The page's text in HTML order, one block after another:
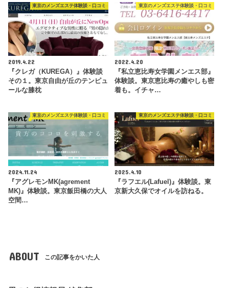
東京のメンズエステ体験談・口コミ
2019.4.22
『クレガ（KUREGA）』体験談
その１。東京自由が丘のテンピュ
ールな膝枕
東京のメンズエステ体験談・口コミ
2022.4.20
『私立恵比寿女学園メンエス部』
体験談。東京恵比寿の癒やしも密
着も。イチャ…
東京のメンズエステ体験談・口コミ
2024.11.24
『アグレモンMK(agrement
MK)』体験談。東京飯田橋の大人
空間…
東京のメンズエステ体験談・口コミ
2025.4.10
『ラフエル(Lafuel)』体験談。東
京新大久保でオイルを訪ねる。
ABOUT この記事をかいた人